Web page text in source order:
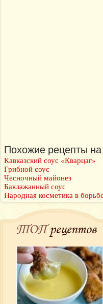
Похожие рецепты
Кавказский соус «Кварцаг»
Грибной соус
Чесночный майонез
Баклажанный соус
Народная косметика в
ТОПрецептов